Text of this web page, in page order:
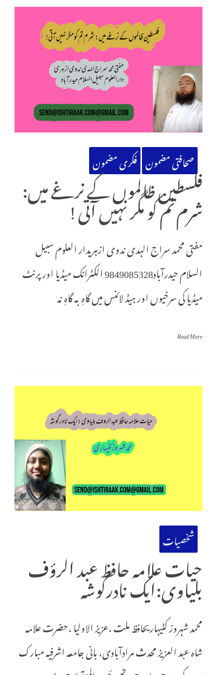
صحافتی مضمون فکری مضمون
فلسطین ظالموں کے نرغے میں:
شرم تم کو مگر نہیں آتی !
مفتی محمد سراج الہدی ندوی ازہریدار العلوم سبیل
السلام حیدرآباد9849085328 الکٹرانک میڈیا اور پرنٹ
میڈیا کی سرخیوں اور ہیڈ لائنس میں گاہِ بہ گاہِ نہ
Read More
شخصیات
حیات علامہ حافظ عبد الرؤف
بلیاوی:ایک نادرگوشہ
محمد شہروز کٹیہاریحافظ ملت ،عزیز الاولیا ،حضرت علامہ
شاہ عبد العزیز محدث مرادآبادی، بانی جامعہ اشرفیہ مبارک